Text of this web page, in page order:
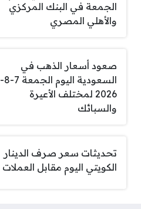
الجمعة في البنك المركزي
والأهلي المصري
صعود أسعار الذهب في
السعودية اليوم الجمعة 7-8-
2026 لمختلف الأعيرة
والسبائك
تحديثات سعر صرف الدينار
الكويتي اليوم مقابل العملات